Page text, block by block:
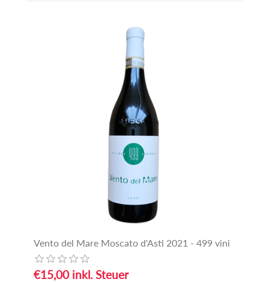
Vento del Mare Moscato d'Asti 2021 - 499 vini
€15,00 inkl. Steuer